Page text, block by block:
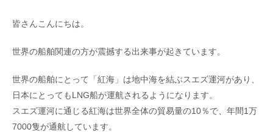
皆さんこんにちは。
世界の船舶関連の方が震撼する出来事が起きています。
世界の船舶にとって「紅海」は地中海を結ぶスエズ運河があり、
日本にとってもLNG船が運航されるようになります。
スエズ運河に通じる紅海は世界全体の貿易量の10％で、年間1万
7000隻が通航しています。